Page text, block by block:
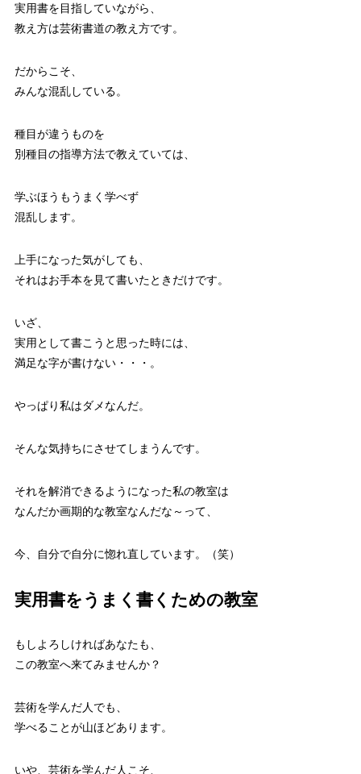
実用書を目指していながら、
教え方は芸術書道の教え方です。
だからこそ、
みんな混乱している。
種目が違うものを
別種目の指導方法で教えていては、
学ぶほうもうまく学べず
混乱します。
上手になった気がしても、
それはお手本を見て書いたときだけです。
いざ、
実用として書こうと思った時には、
満足な字が書けない・・・。
やっぱり私はダメなんだ。
そんな気持ちにさせてしまうんです。
それを解消できるようになった私の教室は
なんだか画期的な教室なんだな～って、
今、自分で自分に惚れ直しています。（笑）
実用書をうまく書くための教室
もしよろしければあなたも、
この教室へ来てみませんか？
芸術を学んだ人でも、
学べることが山ほどあります。
いや、芸術を学んだ人こそ、